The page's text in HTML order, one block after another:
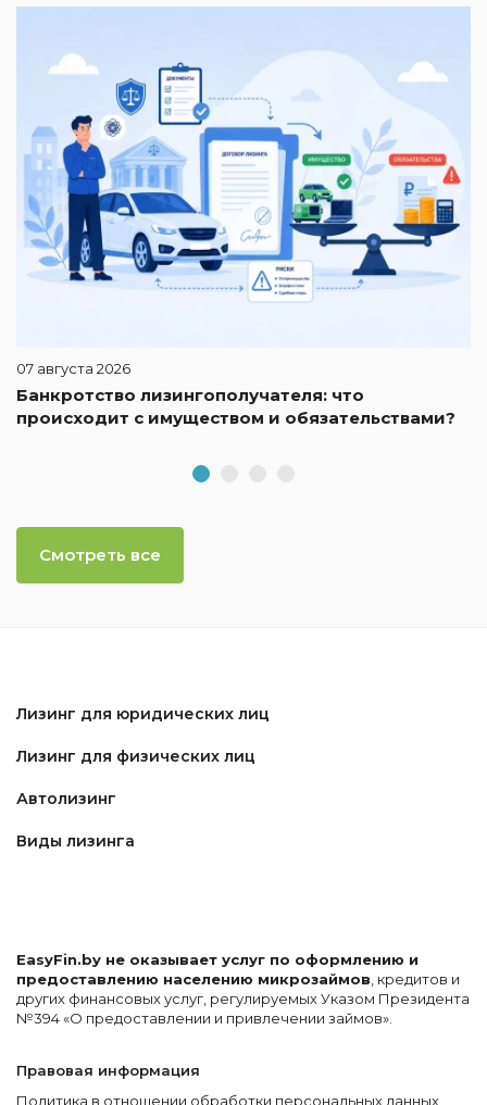
07 августа 2026
Банкротство лизингополучателя: что
происходит с имуществом и обязательствами?
Смотреть все
Лизинг для юридических лиц
Лизинг для физических лиц
Автолизинг
Виды лизинга
EasyFin.by не оказывает услуг по оформлению и
предоставлению населению микрозаймов , кредитов и
других финансовых услуг, регулируемых Указом Президента
№394 «О предоставлении и привлечении займов».
Правовая информация
Политика в отношении обработки персональных данных